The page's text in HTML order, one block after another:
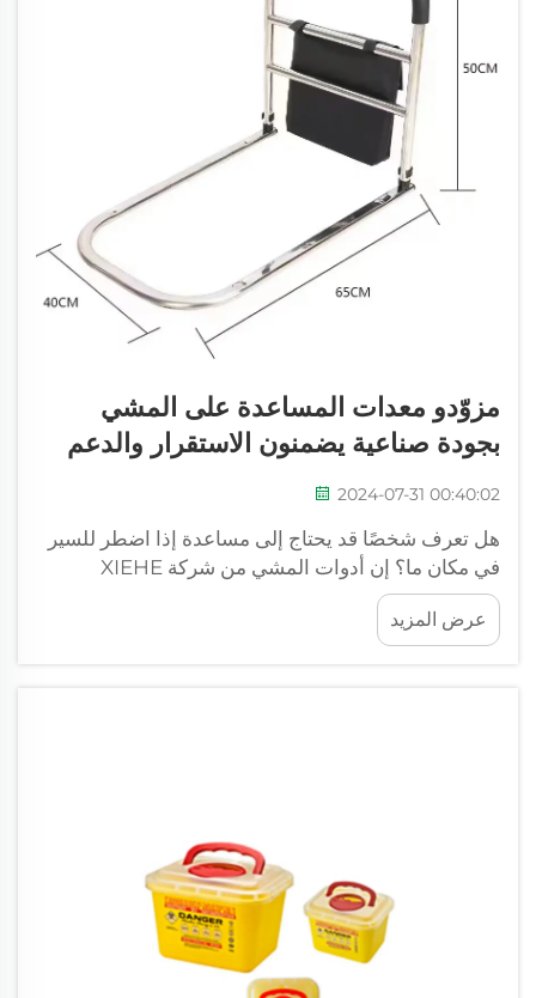
مزوّدو معدات المساعدة على المشي
بجودة صناعية يضمنون الاستقرار والدعم
2024-07-31 00:40:02
هل تعرف شخصًا قد يحتاج إلى مساعدة إذا اضطر للسير
في مكان ما؟ إن أدوات المشي من شركة XIEHE
MEDICAL هي أجهزة تساعدك على السير بشكل أكثر
استقرارًا وأمانًا أثناء تنقلاتك. بالنسبة لبعض الأشخاص
الذين قد يواجهون صعوبة في السير لمسافات قصيرة...
عرض المزيد